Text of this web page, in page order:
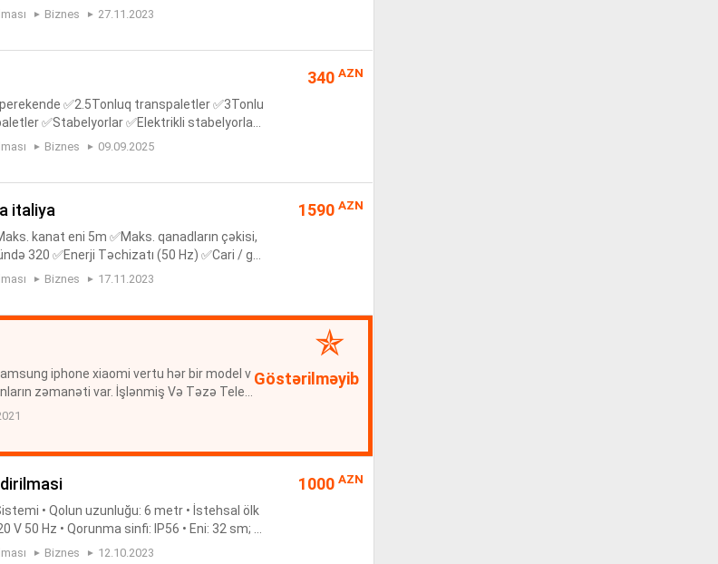
Biznes 27.11.2023
✅2.5Tonluq transpaletler ✅3Tonlu
✅Stabelyorlar ✅Elektrikli stabelyorlar
aktivdir satisi,yukdasiyan,yukdasi...
Biznes 09.09.2025
340 AZN
italiya
kanat eni 5m ✅Maks. qanadların çəkisi,
320 ✅Enerji Təchizatı (50 Hz) ✅Cari / gə
✅Mühafizə sinfi IP44 ✅İşləmə tempe...
Biznes 17.11.2023
1590 AZN
iphone xiaomi vertu hər bir model v
zəmanəti var. İşlənmiş Və Təzə Telef
Göstərilməyib
• Qolun uzunluğu: 6 metr • İstehsal ölk
50 Hz • Qorunma sinfi: IP56 • Eni: 32 sm; H
daxildir: • Şlaqbaum 6 metr • P...
Biznes 12.10.2023
1000 AZN